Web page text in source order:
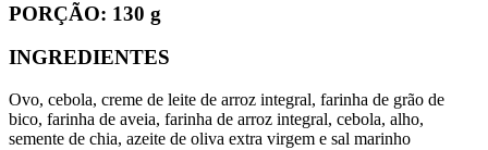
PORÇÃO: 130 g
INGREDIENTES
Ovo, cebola, creme de leite de arroz integral, farinha de grão de
bico, farinha de aveia, farinha de arroz integral, cebola, alho,
semente de chia, azeite de oliva extra virgem e sal marinho